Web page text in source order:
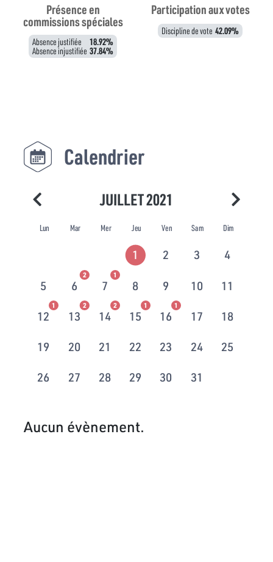
Présence en
commissions spéciales
Absence justifiée 18.92%
Absence injustifiée 37.84%
Participation aux votes
Discipline de vote 42.09%
Calendrier
JUILLET 2021
Lun Mar Mer Jeu Ven Sam Dim
1 2 3 4
5 6
2
7
1
8 9 10 11
12
1
13
2
14
2
15
1
16
1
17 18
19 20 21 22 23 24 25
26 27 28 29 30 31
Aucun évènement.